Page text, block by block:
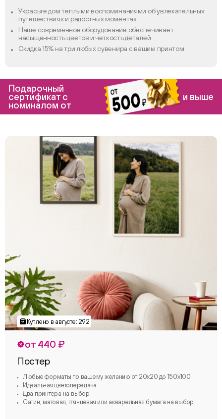
Украсьте дом теплыми воспоминаниями об увлекательных
путешествиях и радостных моментах
Наше современное оборудование обеспечивает
насыщенность цветов и четкость деталей
Скидка 15% на три любых сувенира с вашим принтом
Подарочный
сертификат с
номиналом от
и выше
от 440 ₽
Постер
Любые форматы по вашему желанию от 20х20 до 150х100
Идеальная цветопередача
Два принтера на выбор
Сатин, матовая, глянцевая или акварельная бумага на выбор